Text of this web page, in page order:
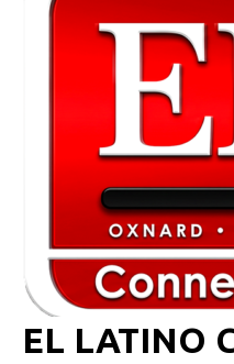
[ 29
[ 1
[ 5
EL LATINO